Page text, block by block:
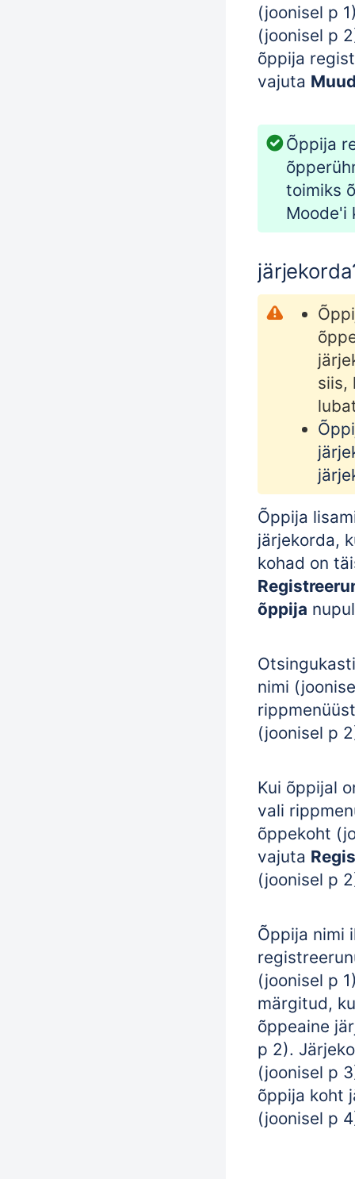
(joonisel p
(joonisel p
õppija
vajuta
Õppija
toimiks
Moode'i
siis,
Õppija
järjekorda,
kohad on
õppija
nimi
(joonisel p
Kui õppijal
vali
õppekoht
vajuta
(joonisel p
Õppija nimi
(joonisel p
märgitud,
õppeaine
p 2).
(joonisel p
õppija koht
(joonisel p